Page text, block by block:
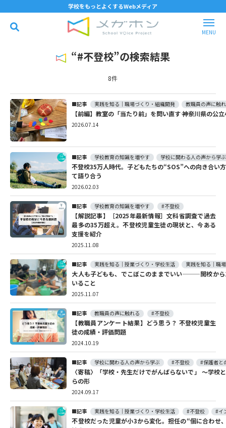
学校をもっとよくするWebメディア
“#不登校”の検索結果
8件
記事 実践を知る｜職場づくり・組織開発 教職員の声に触
【前編】教室の「当たり前」を問い直す―― 神奈川県の
2026.07.14
記事 学校教育の知識を増やす 学校に関わる人の声から学ぶ
不登校35万人時代。子どもたちの“SOS”への向き合い
て語り合う
2026.02.03
記事 学校教育の知識を増やす #不登校
【解説記事】［2025年最新情報］文科省調査で過去
最多の35万超え。不登校児童生徒の現状と、今ある
支援を紹介
2025.11.08
記事 実践を知る｜授業づくり・学校生活 実践を知る｜職
大人も子どもも、でこぼこのままでいい———開校か
いること
2025.11.07
記事 教職員の声に触れる #不登校
【教職員アンケート結果】どう思う？ 不登校児童生
徒の成績・評価問題
2024.10.19
記事 学校に関わる人の声から学ぶ #不登校 #保護者と
〈寄稿〉「学校・先生だけでがんばらないで」 ～学校
らの形
2024.09.17
記事 実践を知る｜授業づくり・学校生活 #不登校 #イ
不登校だった児童が小3から変化。担任の“個に合わせ